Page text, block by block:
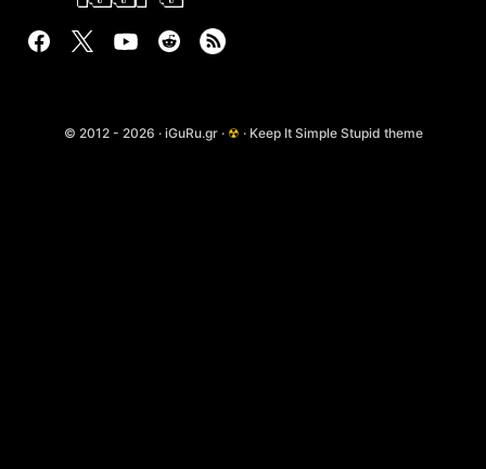
© 2012 - 2026 · iGuRu.gr · ☢ · Keep It Simple Stupid theme